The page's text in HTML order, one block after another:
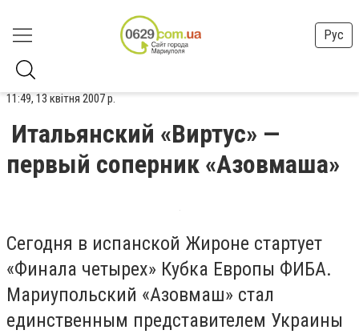
Рус
11:49, 13 квітня 2007 р.
Итальянский «Виртус» —
первый соперник «Азовмаша»
Сегодня в испанской Жироне стартует
«Финала четырех» Кубка Европы ФИБА.
Мариупольский «Азовмаш» стал
единственным представителем Украины